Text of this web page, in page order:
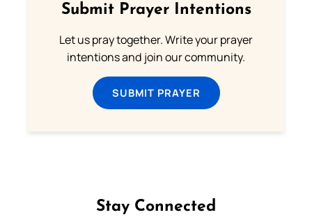
Submit Prayer Intentions
Let us pray together. Write your prayer
intentions and join our community.
SUBMIT PRAYER
Stay Connected